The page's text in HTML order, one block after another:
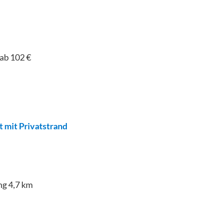
ab 102 €
mit Privatstrand
4,7km